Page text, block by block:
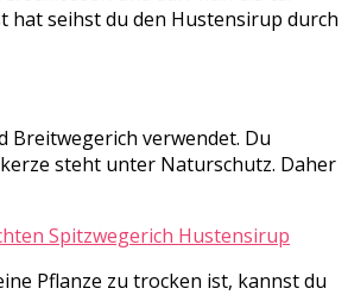
hat seihst du den Hustensirup durch
Breitwegerich verwendet. Du
steht unter Naturschutz. Daher
Pflanze zu trocken ist, kannst du